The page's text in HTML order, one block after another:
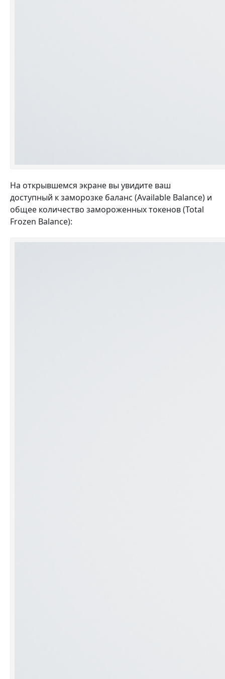
На открывшемся экране вы увидите ваш
доступный к заморозке баланс (Available Balance) и
общее количество замороженных токенов (Total
Frozen Balance):